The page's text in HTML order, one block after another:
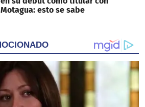
Motagua: esto se sabe